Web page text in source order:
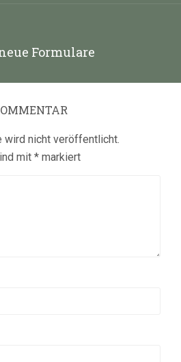
Formulare
wird nicht veröffentlicht.
mit * markiert